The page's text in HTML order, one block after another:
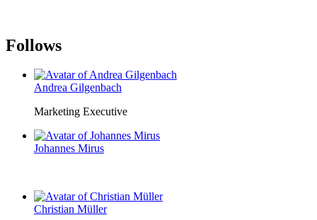
Follows
Andrea Gilgenbach
Marketing Executive
Johannes Mirus
Christian Müller